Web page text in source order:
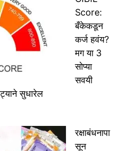
Score:
बँकेकडून
कर्ज हवंय?
मग या 3
सोप्या
सवयी
सुधारेल
रक्षाबंधनापा
सून